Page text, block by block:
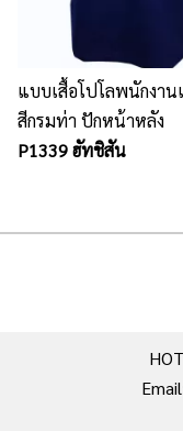
แบบเสื้อโปโลพนักงา
สีกรมท่า ปักหน้าหลัง
P1339 ฮัทชิสัน